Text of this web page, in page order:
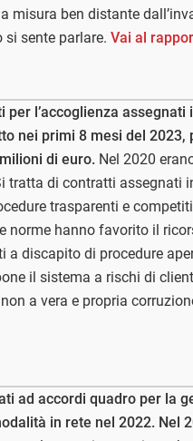
misura ben distante
sente parlare. Vai al
per l’accoglienza assegnati
nei primi 8 mesi del 2023,
di euro. Nel 2020
tratta di contratti assegnati
trasparenti e
norme hanno favorito il
a discapito di procedure
il sistema a rischi di
a vera e propria
ad accordi quadro per la
in rete nel 2022. Nel